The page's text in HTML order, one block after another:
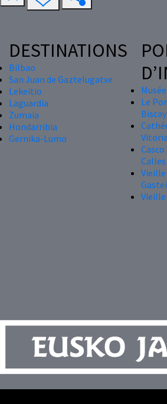
DESTINATIONS
Bilbao
San Juan de Gaztelugatxe
Lekeitio
Laguardia
Zumaia
Hondarribia
Gernika-Lumo
Le
Vieille